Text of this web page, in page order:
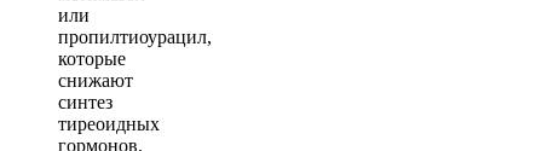
или
пропилтиоурацил,
которые
снижают
синтез
тиреоидных
гормонов.